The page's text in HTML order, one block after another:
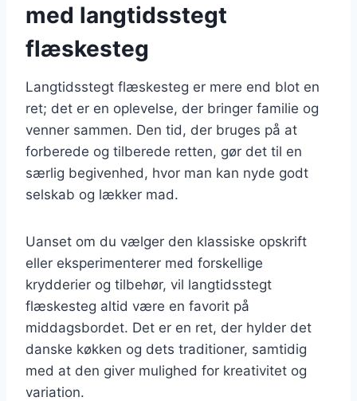
med langtidsstegt
flæskesteg
Langtidsstegt flæskesteg er mere end blot en
ret; det er en oplevelse, der bringer familie og
venner sammen. Den tid, der bruges på at
forberede og tilberede retten, gør det til en
særlig begivenhed, hvor man kan nyde godt
selskab og lækker mad.
Uanset om du vælger den klassiske opskrift
eller eksperimenterer med forskellige
krydderier og tilbehør, vil langtidsstegt
flæskesteg altid være en favorit på
middagsbordet. Det er en ret, der hylder det
danske køkken og dets traditioner, samtidig
med at den giver mulighed for kreativitet og
variation.